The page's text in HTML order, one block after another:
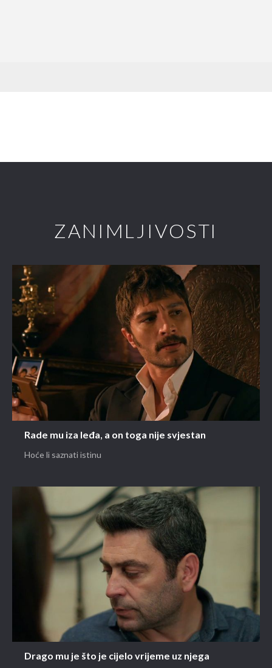
ZANIMLJIVOSTI
Rade mu iza leđa, a on toga nije svjestan
Hoće li saznati istinu
Drago mu je što je cijelo vrijeme uz njega